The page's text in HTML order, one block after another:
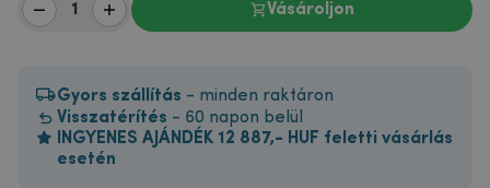
Vásároljon
Gyors szállítás - minden raktáron
Visszatérítés - 60 napon belül
INGYENES AJÁNDÉK 12 887,- HUF feletti vásárlás
esetén